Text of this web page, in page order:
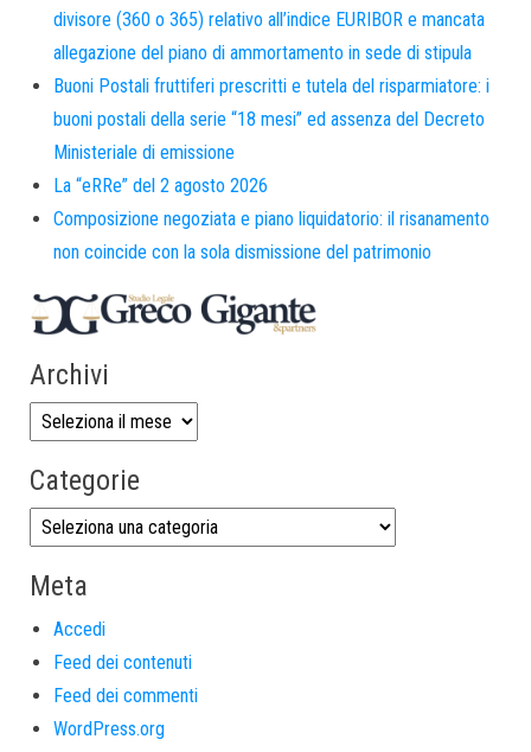
divisore (360 o 365) relativo all’indice EURIBOR e mancata
allegazione del piano di ammortamento in sede di stipula
Buoni Postali fruttiferi prescritti e tutela del risparmiatore: i
buoni postali della serie “18 mesi” ed assenza del Decreto
Ministeriale di emissione
La “eRRe” del 2 agosto 2026
Composizione negoziata e piano liquidatorio: il risanamento
non coincide con la sola dismissione del patrimonio
Archivi
Categorie
Meta
Accedi
Feed dei contenuti
Feed dei commenti
WordPress.org